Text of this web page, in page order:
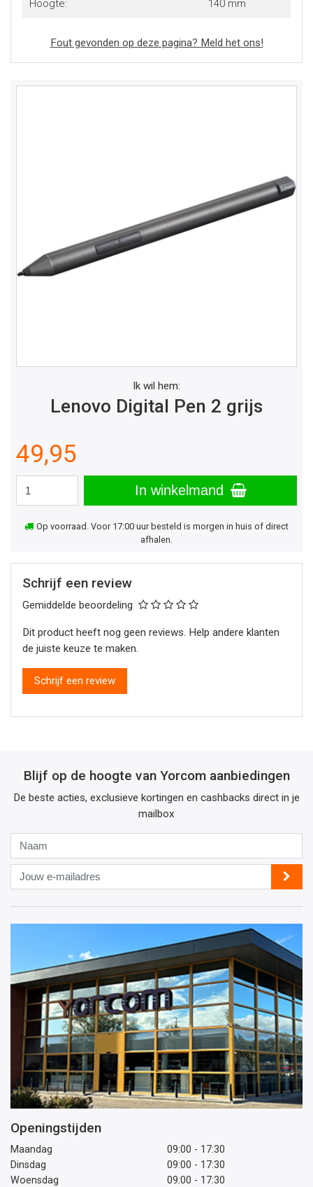
Hoogte: 140 mm
Fout gevonden op deze pagina? Meld het ons!
Ik wil hem:
Lenovo Digital Pen 2 grijs
49,95
In winkelmand
Op voorraad. Voor 17:00 uur besteld is morgen in huis of direct
afhalen.
Schrijf een review
Gemiddelde beoordeling
Dit product heeft nog geen reviews. Help andere klanten
de juiste keuze te maken.
Schrijf een review
Blijf op de hoogte van Yorcom aanbiedingen
De beste acties, exclusieve kortingen en cashbacks direct in je
mailbox
Jouw
e-
mailadres
Openingstijden
Maandag
09:00 - 17:30
Dinsdag
09:00 - 17:30
Woensdag
09:00 - 17:30